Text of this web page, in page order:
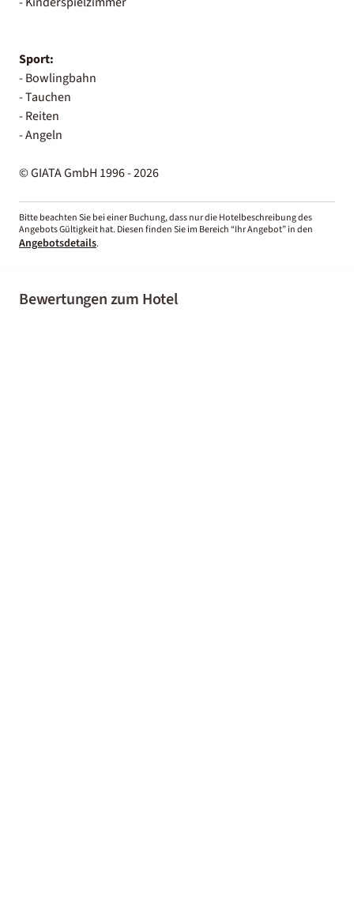
Sport:
- Bowlingbahn
- Tauchen
- Reiten
- Angeln
© GIATA GmbH 1996 - 2026
Bitte beachten Sie bei einer Buchung, dass nur die Hotelbeschreibung des
Angebots Gültigkeit hat. Diesen finden Sie im Bereich “Ihr Angebot” in den
Angebotsdetails.
Bewertungen zum Hotel